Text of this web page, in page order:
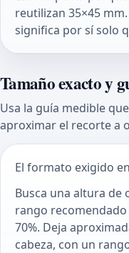
reutilizan 35×45
significa por sí solo
Tamaño exacto y
Usa la guía medible
aproximar el recorte a
El formato exigido
Busca una altura de
rango recomendado
70%. Deja
cabeza, con un